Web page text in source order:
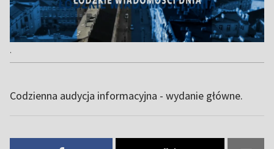
.
Codzienna audycja informacyjna - wydanie główne.